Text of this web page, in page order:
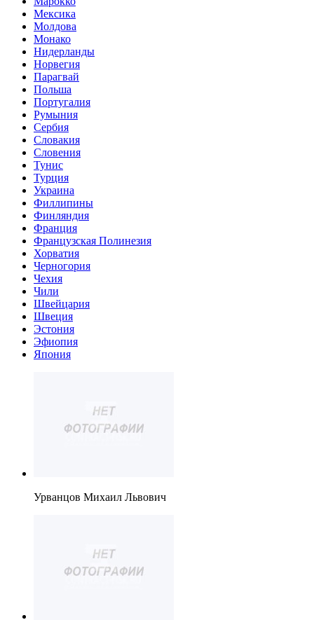
Мексика
Молдова
Монако
Нидерланды
Норвегия
Парагвай
Польша
Португалия
Румыния
Сербия
Словакия
Словения
Тунис
Турция
Украина
Филлипины
Финляндия
Франция
Французская Полинезия
Хорватия
Черногория
Чехия
Чили
Швейцария
Швеция
Эстония
Эфиопия
Япония
Урванцов Михаил Львович